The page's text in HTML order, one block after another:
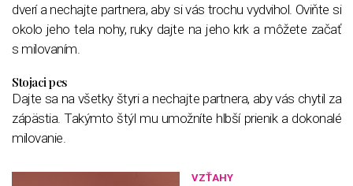
dverí a nechajte partnera, aby si vás trochu vydvihol. Oviňte si
okolo jeho tela nohy, ruky dajte na jeho krk a môžete začať
s milovaním.
Stojaci pes
Dajte sa na všetky štyri a nechajte partnera, aby vás chytil za
zápästia. Takýmto štýl mu umožníte hlbší prienik a dokonalé
milovanie.
VZŤAHY